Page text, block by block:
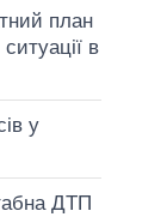
план
в
у
ДТП